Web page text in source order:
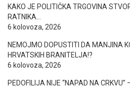
KAKO JE POLITIČKA TRGOVINA
RATNIKA…
6 kolovoza, 2026
NEMOJMO DOPUSTITI DA MANJINA
HRVATSKIH BRANITELJA!?
6 kolovoza, 2026
PEDOFILIJA NIJE “NAPAD NA